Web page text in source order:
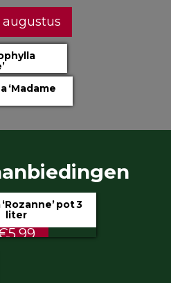
‘Madame
pot 3
of ‘Strong Annabelle’